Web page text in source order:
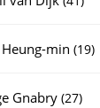
min 1919
Gnabry 2727